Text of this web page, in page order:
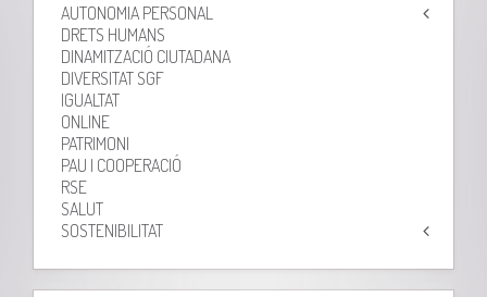
AUTONOMIA PERSONAL
DRETS HUMANS
DINAMITZACIÓ CIUTADANA
DIVERSITAT SGF
IGUALTAT
ONLINE
PATRIMONI
PAU I COOPERACIÓ
RSE
SALUT
SOSTENIBILITAT